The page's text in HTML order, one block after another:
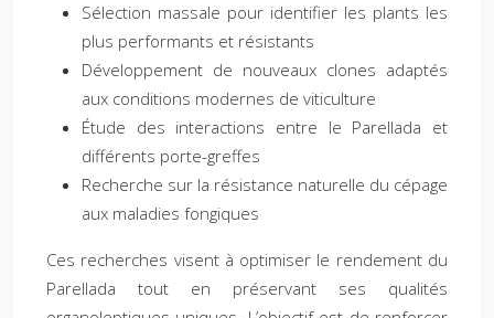
Sélection massale pour identifier les plants les
plus performants et résistants
Développement de nouveaux clones adaptés
aux conditions modernes de viticulture
Étude des interactions entre le Parellada et
différents porte-greffes
Recherche sur la résistance naturelle du cépage
aux maladies fongiques
Ces recherches visent à optimiser le rendement du
Parellada tout en préservant ses qualités